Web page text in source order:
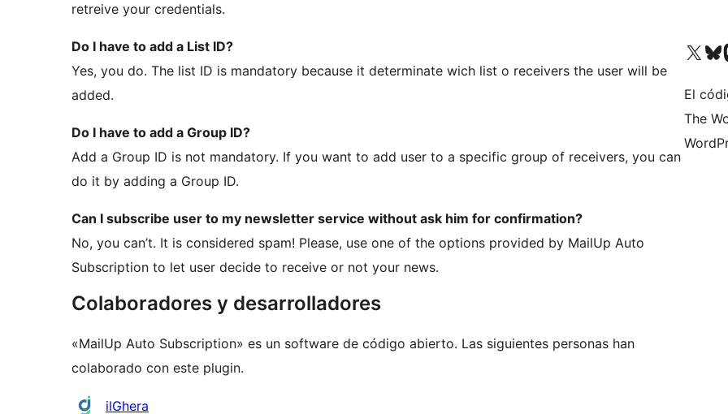
retreive your credentials.
Do I have to add a List ID?
Yes, you do. The list ID is mandatory because it determinate wich list o receivers the user will be
added.
Do I have to add a Group ID?
Add a Group ID is not mandatory. If you want to add user to a specific group of receivers, you can
do it by adding a Group ID.
Can I subscribe user to my newsletter service without ask him for confirmation?
No, you can’t. It is considered spam! Please, use one of the options provided by MailUp Auto
Subscription to let user decide to receive or not your news.
Colaboradores y desarrolladores
«MailUp Auto Subscription» es un software de código abierto. Las siguientes personas han
colaborado con este plugin.
Colaboradores
ilGhera
Visita nuestra cuenta de
Visita
El
The